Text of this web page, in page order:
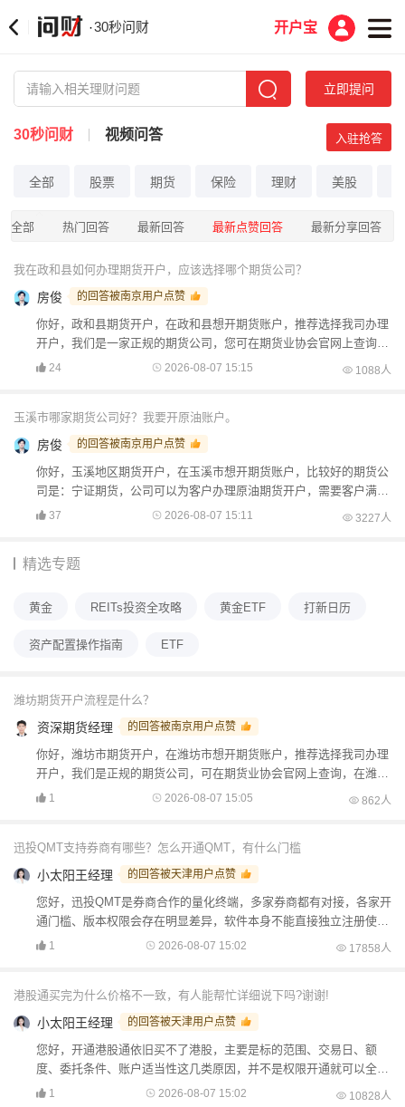
·30秒问财 开户宝
立即提问
30秒问财 视频问答 入驻抢答
全部 股票 期货 保险 理财 美股
全部 热门回答 最新回答 最新点赞回答 最新分享回答
我在政和县如何办理期货开户，应该选择哪个期货公司？
房俊 的回答被南京用户点赞
你好，政和县期货开户，在政和县想开期货账户，推荐选择我司办理
开户，我们是一家正规的期货公司，您可在期货业协会官网上查询，
只要是正规的期货公司都是有登记的，本人房俊期货公司正...
24 2026-08-07 15:15 1088人
玉溪市哪家期货公司好？我要开原油账户。
房俊 的回答被南京用户点赞
你好，玉溪地区期货开户，在玉溪市想开期货账户，比较好的期货公
司是：宁证期货，公司可以为客户办理原油期货开户，需要客户满足
条件之后才可以开通交易权限，目前在玉溪市大部分客户开...
37 2026-08-07 15:11 3227人
精选专题
黄金 REITs投资全攻略 黄金ETF 打新日历
资产配置操作指南 ETF
潍坊期货开户流程是什么？
资深期货经理 的回答被南京用户点赞
你好，潍坊市期货开户，在潍坊市想开期货账户，推荐选择我司办理
开户，我们是正规的期货公司，可在期货业协会官网上查询，在潍坊
可以预约客户经理上门办理期货开户，期货公司员工信息在...
1 2026-08-07 15:05 862人
迅投QMT支持券商有哪些？怎么开通QMT，有什么门槛
小太阳王经理 的回答被天津用户点赞
您好，迅投QMT是券商合作的量化终端，多家券商都有对接，各家开
通门槛、版本权限会存在明显差异，软件本身不能直接独立注册使
用。我来帮您一步步梳理清楚：（1）支持情况，QMT由券商对接上
1 2026-08-07 15:02 17858人
港股通买完为什么价格不一致，有人能帮忙详细说下吗?谢谢!
小太阳王经理 的回答被天津用户点赞
您好，开通港股通依旧买不了港股，主要是标的范围、交易日、额
度、委托条件、账户适当性这几类原因，并不是权限开通就可以全部
港股都能下单。我来帮您一步步梳理清楚：（1）标的池问题...
1 2026-08-07 15:02 10828人